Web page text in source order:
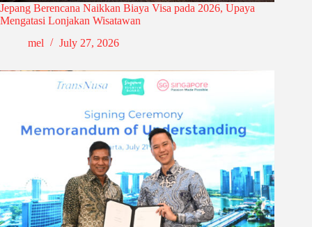
Jepang Berencana Naikkan Biaya Visa pada 2026, Upaya
Mengatasi Lonjakan Wisatawan
mel
July 27, 2026